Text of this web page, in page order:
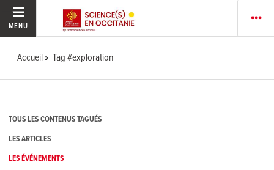
MENU
Accueil Tag #exploration
TOUS LES CONTENUS TAGUÉS
LES ARTICLES
LES ÉVÉNEMENTS